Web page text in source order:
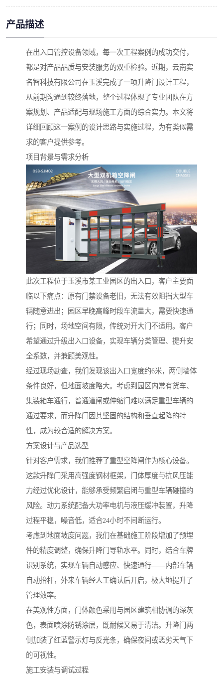
产品描述
在出入口管控设备领域，每一次工程案例的成功交付，
都是对产品品质与安装服务的双重检验。近期，云南实
名智科技有限公司在玉溪完成了一项升降门设计工程，
从前期沟通到较终落地，整个过程体现了专业团队在方
案规划、产品适配与现场施工方面的综合实力。本文将
详细回顾这一案例的设计思路与实施过程，为有类似需
求的客户提供参考。
项目背景与需求分析
此次工程位于玉溪市某工业园区的出入口，客户主要面
临以下痛点：原有门禁设备老旧，无法有效阻挡大型车
辆随意进出；园区早晚高峰时段车流量大，需要快速通
行；同时，场地空间有限，传统对开大门不适用。客户
希望通过升级出入口设备，实现车辆分类管理、提升安
全系数，并兼顾美观性。
经过现场勘查，我们发现该出入口宽度约6米，两侧墙体
条件良好，但地面坡度略大。考虑到园区内常有货车、
集装箱车通行，普通道闸或伸缩门难以满足重型车辆的
通过要求，而升降门因其坚固的结构和垂直起降的特
性，成为较合适的解决方案。
方案设计与产品选型
针对客户需求，我们推荐了重型空降闸作为核心设备。
这款升降门采用高强度钢材框架，门体厚度与抗风压能
力经过优化设计，能够承受频繁启闭与重型车辆碰撞的
风险。动力系统配备大功率电机与液压缓冲装置，升降
过程平稳，噪音低，适合24小时不间断运行。
考虑到地面坡度问题，我们在基础施工阶段增加了预埋
件的精度调整，确保升降门导轨水平。同时，结合车牌
识别系统，实现车辆自动感应、快速通行——内部车辆
自动抬杆，外来车辆经人工确认后开启，极大地提升了
管理效率。
在美观性方面，门体颜色采用与园区建筑相协调的深灰
色，表面喷涂防锈涂层，既耐候又易于清洁。升降门两
侧加装了红蓝警示灯与反光条，确保夜间或恶劣天气下
的可视性。
施工安装与调试过程